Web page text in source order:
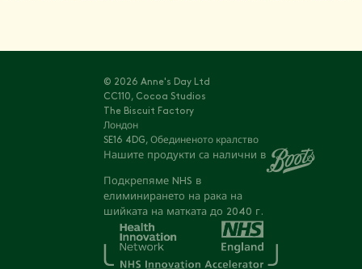
© 2026 Anne's Day Ltd
CC110, Cocoa Studios
The Biscuit Factory
Лондон
SE16 4DG, Обединеното кралство
Нашите продукти са налични в
Подкрепяме NHS в
елиминирането на рака на
шийката на матката до 2040 г.